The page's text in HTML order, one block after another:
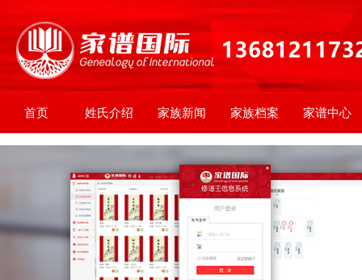
首页 姓氏介绍 家族新闻 家族档案 家谱中心